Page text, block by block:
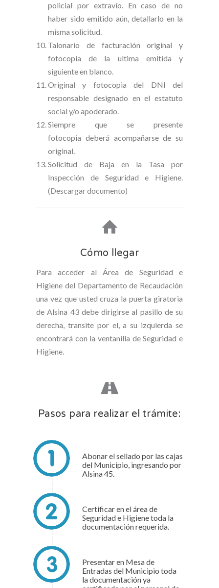
policial por extravío. En caso de no
haber sido emitido aún, detallarlo en la
misma solicitud.
Talonario de facturación original y
fotocopia de la ultima emitida y
siguiente en blanco.
Original y fotocopia del DNI del
responsable designado en el estatuto
social y/o apoderado.
Siempre que se presente
fotocopia deberá acompañarse de su
original.
Solicitud de Baja en la Tasa por
Inspección de Seguridad e Higiene.
(Descargar documento)
Cómo llegar
Para acceder al Área de Seguridad e
Higiene del Departamento de Recaudación
una vez que usted cruza la puerta giratoria
de Alsina 43 debe dirigirse al pasillo de su
derecha, transite por el, a su izquierda se
encontrará con la ventanilla de Seguridad e
Higiene.
Pasos para realizar el trámite:
Abonar el sellado por las cajas
del Municipio, ingresando por
Alsina 45.
Certificar en el área de
Seguridad e Higiene toda la
documentación requerida.
Presentar en Mesa de
Entradas del Municipio toda
la documentación ya